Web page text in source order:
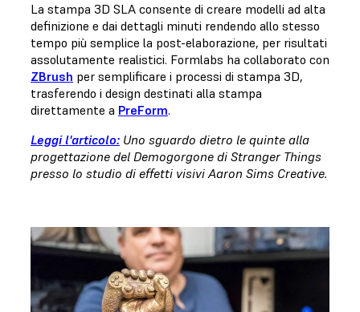
La stampa 3D SLA consente di creare modelli ad alta
definizione e dai dettagli minuti rendendo allo stesso
tempo più semplice la post-elaborazione, per risultati
assolutamente realistici. Formlabs ha collaborato con
ZBrush per semplificare i processi di stampa 3D,
trasferendo i design destinati alla stampa
direttamente a PreForm.
Leggi l'articolo: Uno sguardo dietro le quinte alla
progettazione del Demogorgone di Stranger Things
presso lo studio di effetti visivi Aaron Sims Creative.